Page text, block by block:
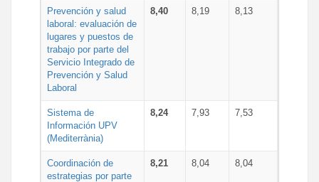
Prevención y salud
laboral: evaluación de
lugares y puestos de
trabajo por parte del
Servicio Integrado de
Prevención y Salud
Laboral
8,40 8,19 8,13
Sistema de
Información UPV
(Mediterrània)
8,24 7,93 7,53
Coordinación de
estrategias por parte
8,21 8,04 8,04